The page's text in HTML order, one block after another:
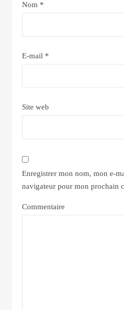
Nom *
E-mail *
Site web
Enregistrer mon nom, mon e-
navigateur pour mon prochain
Commentaire